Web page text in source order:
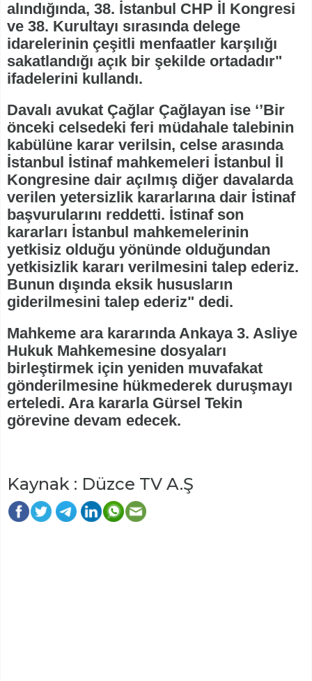
alındığında, 38. İstanbul CHP İl Kongresi
ve 38. Kurultayı sırasında delege
idarelerinin çeşitli menfaatler karşılığı
sakatlandığı açık bir şekilde ortadadır"
ifadelerini kullandı.
Davalı avukat Çağlar Çağlayan ise ‘’Bir
önceki celsedeki feri müdahale talebinin
kabülüne karar verilsin, celse arasında
İstanbul İstinaf mahkemeleri İstanbul İl
Kongresine dair açılmış diğer davalarda
verilen yetersizlik kararlarına dair İstinaf
başvurularını reddetti. İstinaf son
kararları İstanbul mahkemelerinin
yetkisiz olduğu yönünde olduğundan
yetkisizlik kararı verilmesini talep ederiz.
Bunun dışında eksik hususların
giderilmesini talep ederiz" dedi.
Mahkeme ara kararında Ankaya 3. Asliye
Hukuk Mahkemesine dosyaları
birleştirmek için yeniden muvafakat
gönderilmesine hükmederek duruşmayı
erteledi. Ara kararla Gürsel Tekin
görevine devam edecek.
Kaynak : Düzce TV A.Ş